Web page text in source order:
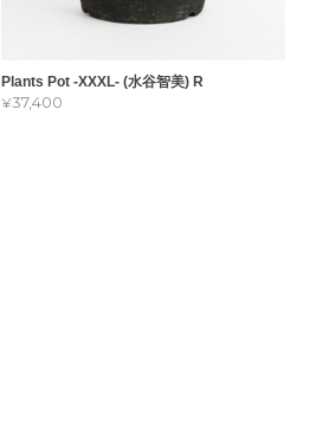
Plants Pot -XXXL- (水谷智美) R
¥37,400